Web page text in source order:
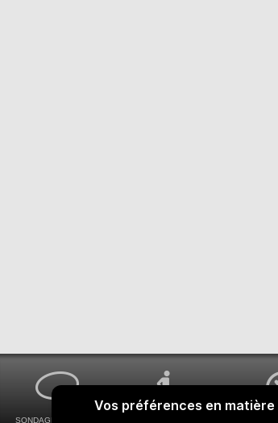
SONDAGES MA VOIX